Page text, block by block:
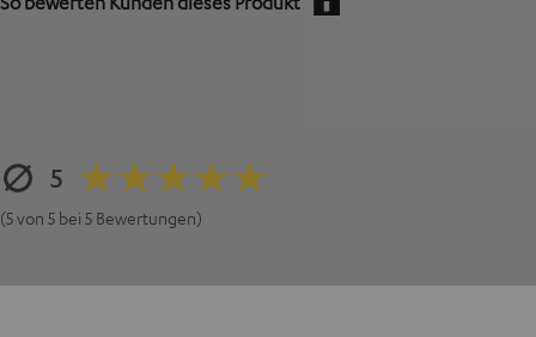
5
(5 von 5 bei 5 Bewertungen)